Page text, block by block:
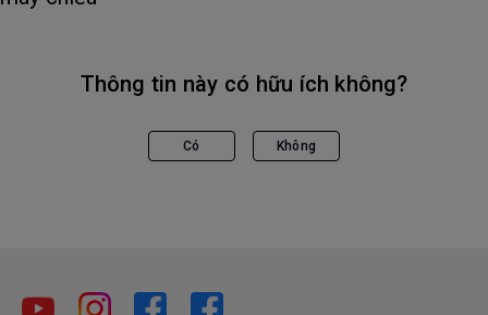
Thông tin này có hữu ích không?
Có Không